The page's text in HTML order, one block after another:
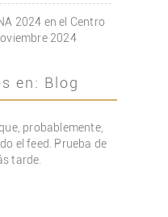
2024 en el Centro
2024
en: Blog
probablemente,
el feed. Prueba de
tarde.